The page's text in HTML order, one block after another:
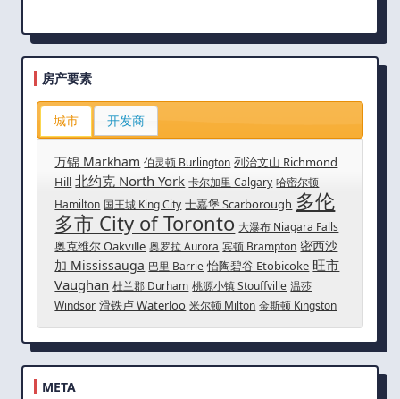
房产要素
城市 开发商
万锦 Markham 伯灵顿 Burlington 列治文山 Richmond
Hill 北约克 North York 卡尔加里 Calgary 哈密尔顿
Hamilton 国王城 King City 士嘉堡 Scarborough 多伦
多市 City of Toronto 大瀑布 Niagara Falls
奥克维尔 Oakville 奥罗拉 Aurora 宾顿 Brampton 密西沙
加 Mississauga 巴里 Barrie 怡陶碧谷 Etobicoke 旺市
Vaughan 杜兰郡 Durham 桃源小镇 Stouffville 温莎
Windsor 滑铁卢 Waterloo 米尔顿 Milton 金斯顿 Kingston
META